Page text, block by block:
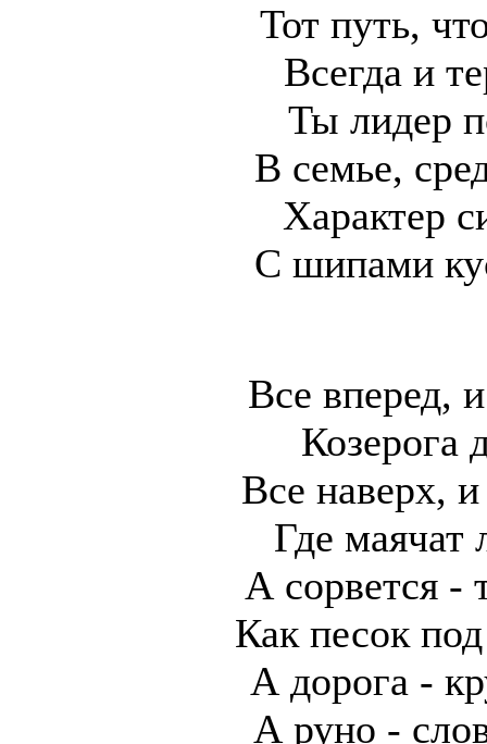
Тот путь,
Всегда и
Ты лидер
В семье,
Характер
С шипами
Все вперед,
Козерога
Все наверх,
Где маячат
А сорвется -
Как песок
А дорога -
А руно -